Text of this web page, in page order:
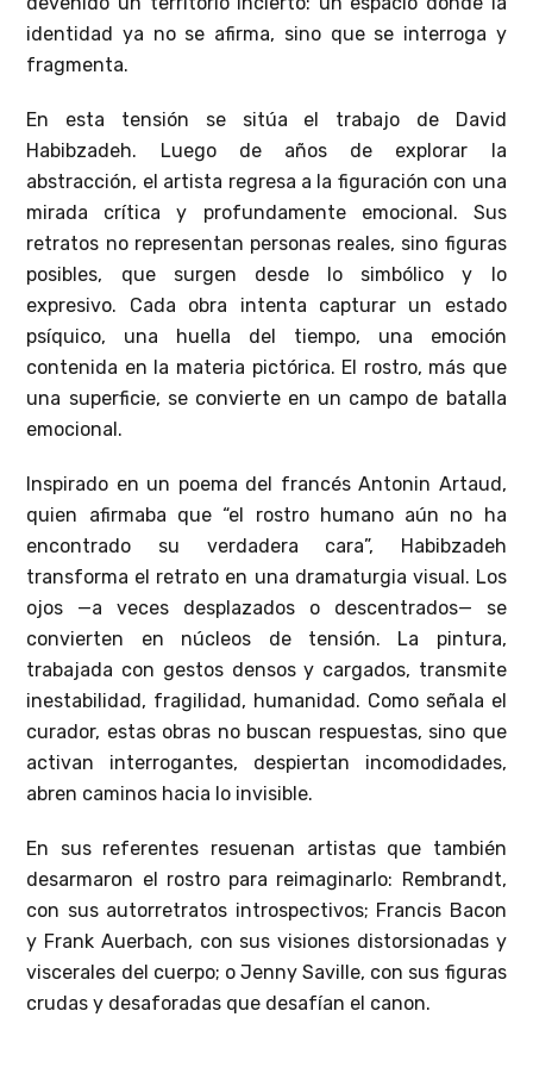
identidad ya no se afirma, sino que se interroga y
fragmenta.
En esta tensión se sitúa el trabajo de David
Habibzadeh. Luego de años de explorar la
abstracción, el artista regresa a la figuración con una
mirada crítica y profundamente emocional. Sus
retratos no representan personas reales, sino figuras
posibles, que surgen desde lo simbólico y lo
expresivo. Cada obra intenta capturar un estado
psíquico, una huella del tiempo, una emoción
contenida en la materia pictórica. El rostro, más que
una superficie, se convierte en un campo de batalla
emocional.
Inspirado en un poema del francés Antonin Artaud,
quien afirmaba que “el rostro humano aún no ha
encontrado su verdadera cara”, Habibzadeh
transforma el retrato en una dramaturgia visual. Los
ojos —a veces desplazados o descentrados— se
convierten en núcleos de tensión. La pintura,
trabajada con gestos densos y cargados, transmite
inestabilidad, fragilidad, humanidad. Como señala el
curador, estas obras no buscan respuestas, sino que
activan interrogantes, despiertan incomodidades,
abren caminos hacia lo invisible.
En sus referentes resuenan artistas que también
desarmaron el rostro para reimaginarlo: Rembrandt,
con sus autorretratos introspectivos; Francis Bacon
y Frank Auerbach, con sus visiones distorsionadas y
viscerales del cuerpo; o Jenny Saville, con sus figuras
crudas y desaforadas que desafían el canon.